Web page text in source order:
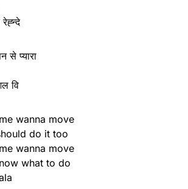
से प्यारा
वि
wanna move
do it too
wanna move
what to do